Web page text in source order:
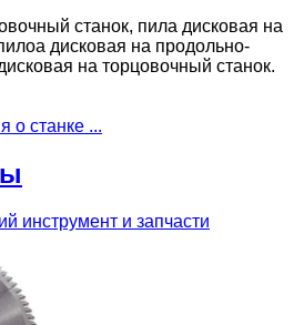
станок, пила дисковая на
дисковая на продольно-
на торцовочный станок.
о станке ...
инструмент и запчасти